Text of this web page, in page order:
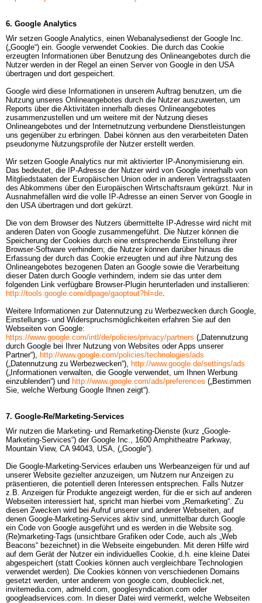
6. Google Analytics
Wir setzen Google Analytics, einen Webanalysedienst der Google Inc.
(„Google“) ein. Google verwendet Cookies. Die durch das Cookie
erzeugten Informationen über Benutzung des Onlineangebotes durch die
Nutzer werden in der Regel an einen Server von Google in den USA
übertragen und dort gespeichert.
Google wird diese Informationen in unserem Auftrag benutzen, um die
Nutzung unseres Onlineangebotes durch die Nutzer auszuwerten, um
Reports über die Aktivitäten innerhalb dieses Onlineangebotes
zusammenzustellen und um weitere mit der Nutzung dieses
Onlineangebotes und der Internetnutzung verbundene Dienstleistungen
uns gegenüber zu erbringen. Dabei können aus den verarbeiteten Daten
pseudonyme Nutzungsprofile der Nutzer erstellt werden.
Wir setzen Google Analytics nur mit aktivierter IP-Anonymisierung ein.
Das bedeutet, die IP-Adresse der Nutzer wird von Google innerhalb von
Mitgliedstaaten der Europäischen Union oder in anderen Vertragsstaaten
des Abkommens über den Europäischen Wirtschaftsraum gekürzt. Nur in
Ausnahmefällen wird die volle IP-Adresse an einen Server von Google in
den USA übertragen und dort gekürzt.
Die von dem Browser des Nutzers übermittelte IP-Adresse wird nicht mit
anderen Daten von Google zusammengeführt. Die Nutzer können die
Speicherung der Cookies durch eine entsprechende Einstellung ihrer
Browser-Software verhindern; die Nutzer können darüber hinaus die
Erfassung der durch das Cookie erzeugten und auf ihre Nutzung des
Onlineangebotes bezogenen Daten an Google sowie die Verarbeitung
dieser Daten durch Google verhindern, indem sie das unter dem
folgenden Link verfügbare Browser-Plugin herunterladen und installieren:
http://tools.google.com/dlpage/gaoptout?hl=de.
Weitere Informationen zur Datennutzung zu Werbezwecken durch Google,
Einstellungs- und Widerspruchsmöglichkeiten erfahren Sie auf den
Webseiten von Google:
https://www.google.com/intl/de/policies/privacy/partners („Datennutzung
durch Google bei Ihrer Nutzung von Websites oder Apps unserer
Partner“), http://www.google.com/policies/technologies/ads
(„Datennutzung zu Werbezwecken“), http://www.google.de/settings/ads
(„Informationen verwalten, die Google verwendet, um Ihnen Werbung
einzublenden“) und http://www.google.com/ads/preferences („Bestimmen
Sie, welche Werbung Google Ihnen zeigt“).
7. Google-Re/Marketing-Services
Wir nutzen die Marketing- und Remarketing-Dienste (kurz „Google-
Marketing-Services“) der Google Inc., 1600 Amphitheatre Parkway,
Mountain View, CA 94043, USA, („Google“).
Die Google-Marketing-Services erlauben uns Werbeanzeigen für und auf
unserer Website gezielter anzuzeigen, um Nutzern nur Anzeigen zu
präsentieren, die potentiell deren Interessen entsprechen. Falls Nutzer
z.B. Anzeigen für Produkte angezeigt werden, für die er sich auf anderen
Webseiten interessiert hat, spricht man hierbei vom „Remarketing“. Zu
diesen Zwecken wird bei Aufruf unserer und anderer Webseiten, auf
denen Google-Marketing-Services aktiv sind, unmittelbar durch Google
ein Code von Google ausgeführt und es werden in die Website sog.
(Re)marketing-Tags (unsichtbare Grafiken oder Code, auch als „Web
Beacons“ bezeichnet) in die Webseite eingebunden. Mit deren Hilfe wird
auf dem Gerät der Nutzer ein individuelles Cookie, d.h. eine kleine Datei
abgespeichert (statt Cookies können auch vergleichbare Technologien
verwendet werden). Die Cookies können von verschiedenen Domains
gesetzt werden, unter anderem von google.com, doubleclick.net,
invitemedia.com, admeld.com, googlesyndication.com oder
googleadservices.com. In dieser Datei wird vermerkt, welche Webseiten